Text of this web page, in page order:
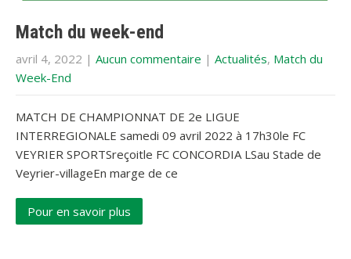
Match du week-end
avril 4, 2022 | Aucun commentaire | Actualités, Match du
Week-End
MATCH DE CHAMPIONNAT DE 2e LIGUE
INTERREGIONALE samedi 09 avril 2022 à 17h30le FC
VEYRIER SPORTSreçoitle FC CONCORDIA LSau Stade de
Veyrier-villageEn marge de ce
Pour en savoir plus